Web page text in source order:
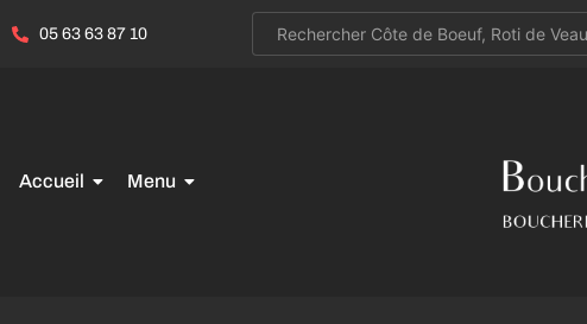
05 63 63 87 10
Accueil Menu